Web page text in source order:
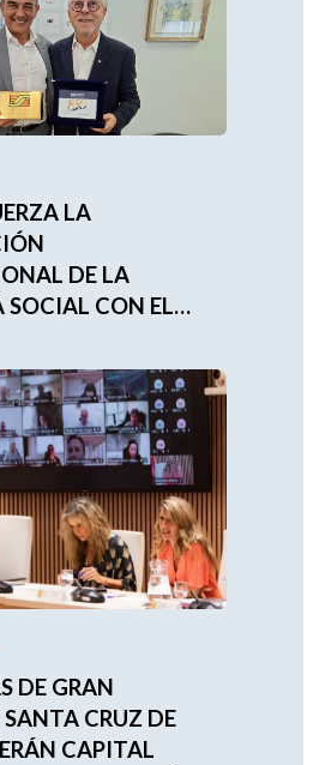
LA
DE LA
CON EL
DE LAS
DE GRAN
CRUZ DE
CAPITAL